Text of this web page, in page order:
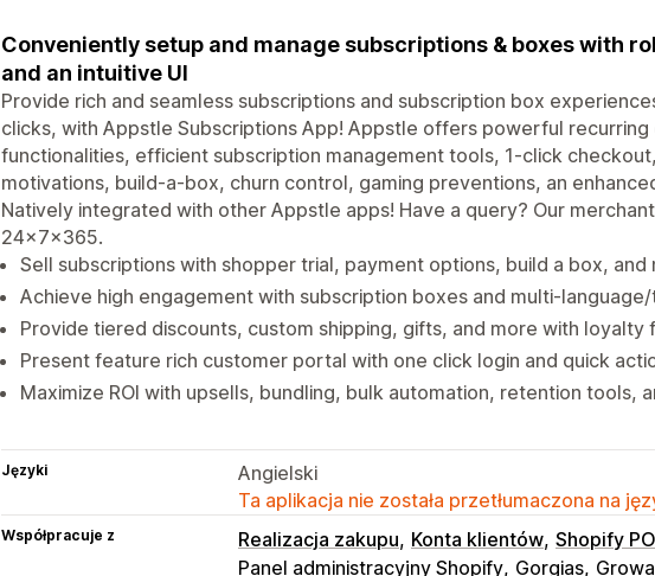
Conveniently setup and manage subscriptions & boxes with
and an intuitive UI
Provide rich and seamless subscriptions and subscription box
clicks, with Appstle Subscriptions App! Appstle offers powerful
functionalities, efficient subscription management tools, 1-click
motivations, build-a-box, churn control, gaming preventions, an
Natively integrated with other Appstle apps! Have a query? Our
24x7x365.
Sell subscriptions with shopper trial, payment options, build a box, and
Achieve high engagement with subscription boxes and multi-
Provide tiered discounts, custom shipping, gifts, and more with loyalty
Present feature rich customer portal with one click login and quick
Maximize ROI with upsells, bundling, bulk automation, retention tools,
Języki
Angielski
Ta aplikacja nie została przetłumaczona na
Współpracuje z Realizacja zakupu Konta klientów Shopify
Panel administracyjny Shopify Gorgias